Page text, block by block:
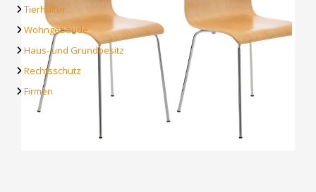
Tierhalter
Wohngebäude
Haus- und Grundbesitz
Rechtsschutz
Firmen